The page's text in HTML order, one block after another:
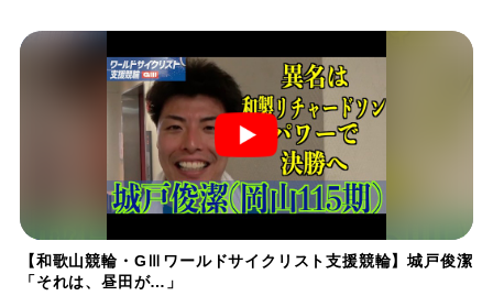
【和歌山競輪・GⅢワールドサイクリスト支援競輪】城戸俊潔
「それは、昼田が…」